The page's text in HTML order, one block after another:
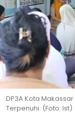
DP3A Kota
Terpenuhi. (Foto: Ist)